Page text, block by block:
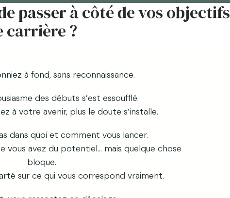
passer à côté de vos objectifs
carrière ?
à fond, sans reconnaissance.
des débuts s’est essoufflé.
à votre avenir, plus le doute s’installe.
dans quoi et comment vous lancer.
vous avez du potentiel… mais quelque chose
bloque.
sur ce qui vous correspond vraiment.